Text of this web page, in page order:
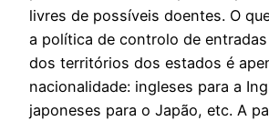
livres de possíveis doentes. O
a política de controlo de
dos territórios dos estados é
nacionalidade: ingleses para a
japoneses para o Japão, etc. A